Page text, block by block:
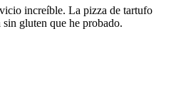
increíble. La pizza de tartufo
gluten que he probado.